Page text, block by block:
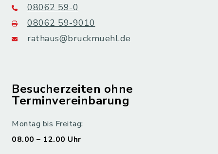
08062 59-0
08062 59-9010
rathaus@bruckmuehl.de
Besucherzeiten ohne
Terminvereinbarung
Montag bis Freitag:
08.00 – 12.00 Uhr